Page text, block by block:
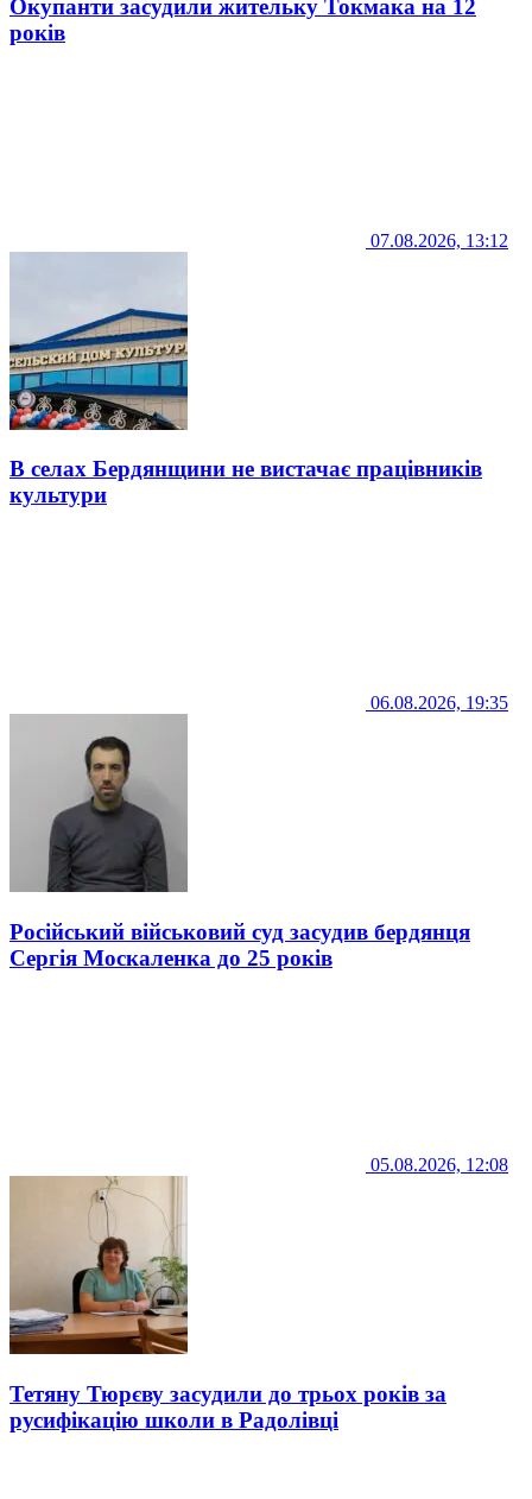
Окупанти засудили жительку Токмака на 12
років
07.08.2026, 13:12
В селах Бердянщини не вистачає працівників
культури
06.08.2026, 19:35
Російський військовий суд засудив бердянця
Сергія Москаленка до 25 років
05.08.2026, 12:08
Тетяну Тюрєву засудили до трьох років за
русифікацію школи в Радолівці